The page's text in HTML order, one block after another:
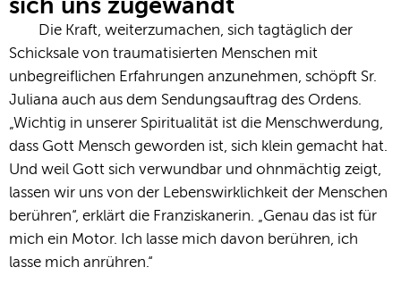
sich uns zugewandt
Die Kraft, weiterzumachen, sich tagtäglich der
Schicksale von traumatisierten Menschen mit
unbegreiflichen Erfahrungen anzunehmen, schöpft Sr.
Juliana auch aus dem Sendungsauftrag des Ordens.
„Wichtig in unserer Spiritualität ist die Menschwerdung,
dass Gott Mensch geworden ist, sich klein gemacht hat.
Und weil Gott sich verwundbar und ohnmächtig zeigt,
lassen wir uns von der Lebenswirklichkeit der Menschen
berühren“, erklärt die Franziskanerin. „Genau das ist für
mich ein Motor. Ich lasse mich davon berühren, ich
lasse mich anrühren.“